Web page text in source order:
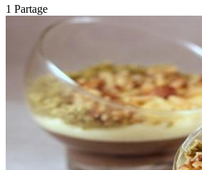
1 Partage